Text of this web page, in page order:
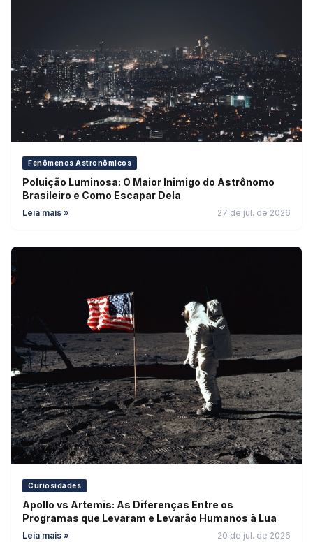
Fenômenos Astronômicos
Poluição Luminosa: O Maior Inimigo do Astrônomo
Brasileiro e Como Escapar Dela
Leia mais » 27 de jul. de 2026
Curiosidades
Apollo vs Artemis: As Diferenças Entre os
Programas que Levaram e Levarão Humanos à Lua
Leia mais » 20 de jul. de 2026